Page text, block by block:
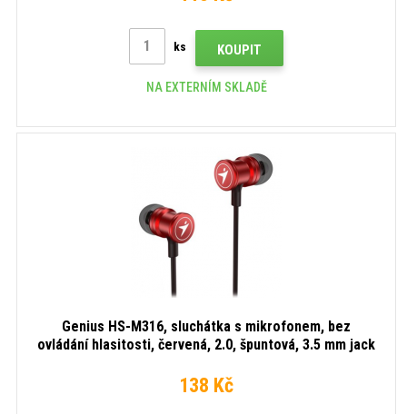
ks KOUPIT
NA EXTERNÍM SKLADĚ
Genius HS-M316, sluchátka s mikrofonem, bez
ovládání hlasitosti, červená, 2.0, špuntová, 3.5 mm jack
138 Kč